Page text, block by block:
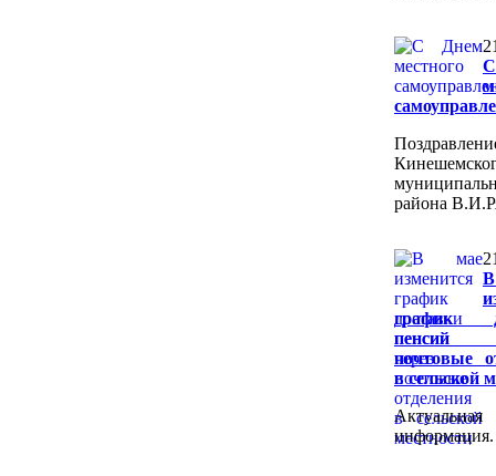
района
график
пенсий
почтовые
в сельской
Актуальная
информация.